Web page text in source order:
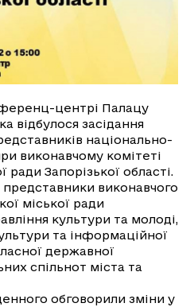
центрі Палацу
відбулося засідання
національно-
виконавчому комітеті
ради Запорізької області.
представники виконавчого
міської ради
культури та молоді,
та інформаційної
державної
спільнот міста та
обговорили зміни у